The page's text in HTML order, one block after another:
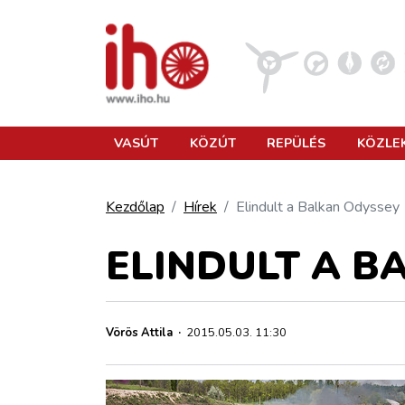
KÖZLEKEDÉSFEJLESZTÉS
VASÚT KÖZÚT REPÜLÉS
Kezdőlap Hírek Elindult a Balkan Odyssey
ELINDULT A
Vörös Attila · 2015.05.03. 11:30